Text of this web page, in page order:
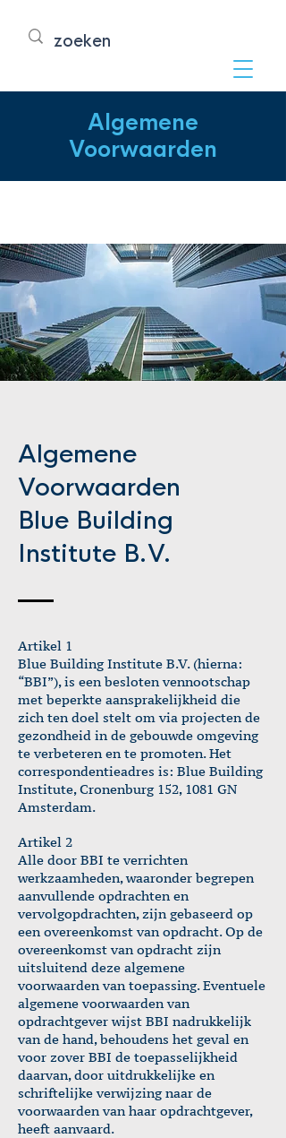
Algemene
Voorwaarden
Algemene
Voorwaarden
Blue Building
Institute B.V.
Artikel 1
Blue Building Institute B.V. (hierna:
“BBI”), is een besloten vennootschap
met beperkte aansprakelijkheid die
zich ten doel stelt om via projecten de
gezondheid in de gebouwde omgeving
te verbeteren en te promoten. Het
correspondentieadres is: Blue Building
Institute, Cronenburg 152, 1081 GN
Amsterdam.
Artikel 2
Alle door BBI te verrichten
werkzaamheden, waaronder begrepen
aanvullende opdrachten en
vervolgopdrachten, zijn gebaseerd op
een overeenkomst van opdracht. Op de
overeenkomst van opdracht zijn
uitsluitend deze algemene
voorwaarden van toepassing. Eventuele
algemene voorwaarden van
opdrachtgever wijst BBI nadrukkelijk
van de hand, behoudens het geval en
voor zover BBI de toepasselijkheid
daarvan, door uitdrukkelijke en
schriftelijke verwijzing naar de
voorwaarden van haar opdrachtgever,
heeft aanvaard.